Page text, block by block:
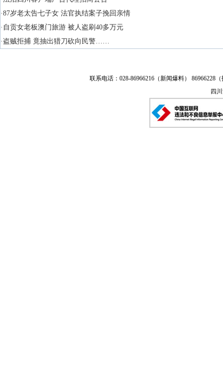
·87岁老太告七子女 法官执结案子挽回亲情
·自贡女老板澳门旅游 被人盗刷40多万元
·盗贼拒捕 竟抽出猎刀砍向民警……
联系电话：028-86966216（新闻爆料） 86966228
四